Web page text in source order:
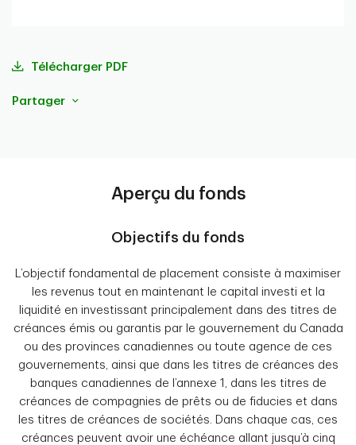
Télécharger PDF
Partager
Aperçu du fonds
Objectifs du fonds
L’objectif fondamental de placement consiste à maximiser
les revenus tout en maintenant le capital investi et la
liquidité en investissant principalement dans des titres de
créances émis ou garantis par le gouvernement du Canada
ou des provinces canadiennes ou toute agence de ces
gouvernements, ainsi que dans les titres de créances des
banques canadiennes de l’annexe 1, dans les titres de
créances de compagnies de prêts ou de fiducies et dans
les titres de créances de sociétés. Dans chaque cas, ces
créances peuvent avoir une échéance allant jusqu’à cinq